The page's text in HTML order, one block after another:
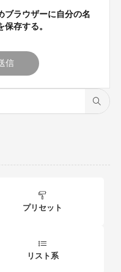
ブラウザーに自分の名
存する。
プリセット
リスト系